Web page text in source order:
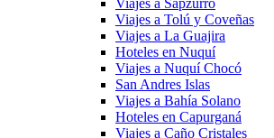
Viajes a Sapzurro
Viajes a Tolú y Coveñas
Viajes a La Guajira
Hoteles en Nuquí
Viajes a Nuquí Chocó
San Andres Islas
Viajes a Bahía Solano
Hoteles en Capurganá
Viajes a Caño Cristales